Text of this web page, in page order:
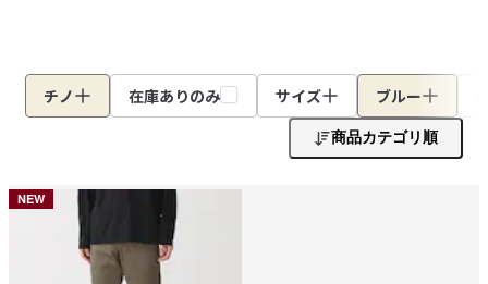
ト
ア
チノ 在庫ありのみ サイズ ブルー
商品カテゴリ順
NEW